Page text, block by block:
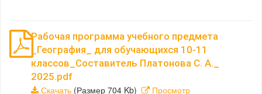
Рабочая программа учебного предмета
_География_ для обучающихся 10-11
классов_Составитель Платонова С. А._
2025.pdf
Скачать (Размер 704 Kb) Просмотр